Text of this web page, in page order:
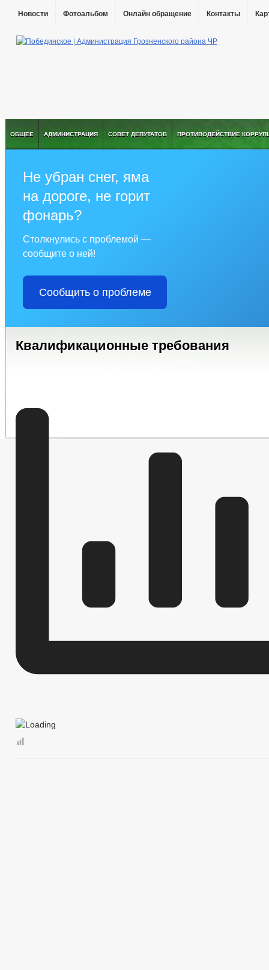
Новости Фотоальбом Онлайн обращение Контакты
ОБЩЕЕ АДМИНИСТРАЦИЯ СОВЕТ ДЕПУТАТОВ ПРОТИВОДЕЙСТВИЕ
Не убран снег, яма
на дороге, не горит
фонарь?
Столкнулись с проблемой —
сообщите о ней!
Сообщить о проблеме
Квалификационные требования